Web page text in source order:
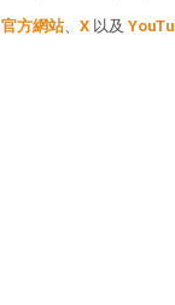
官方網站、 X以及